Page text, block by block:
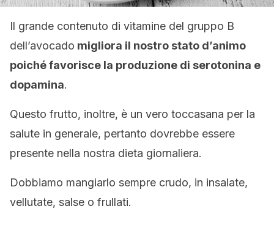
Il grande contenuto di vitamine del gruppo B
dell’avocado migliora il nostro stato d’animo
poiché favorisce la produzione di serotonina e
dopamina.
Questo frutto, inoltre, è un vero toccasana per la
salute in generale, pertanto dovrebbe essere
presente nella nostra dieta giornaliera.
Dobbiamo mangiarlo sempre crudo, in insalate,
vellutate, salse o frullati.